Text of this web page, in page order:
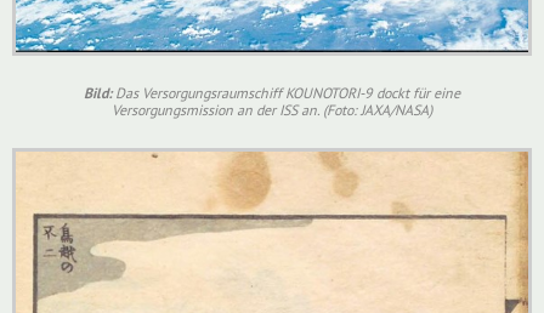
Bild:Das Versorgungsraumschiff KOUNOTORI-9 dockt für eine
Versorgungsmission an der ISS an. (Foto: JAXA/NASA)